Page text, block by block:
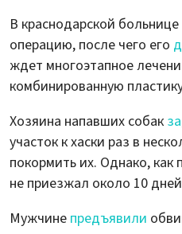
В краснодарской
операцию, после чего его
ждет многоэтапное
комбинированную
Хозяина напавших собак
участок к хаски раз в
покормить их. Однако,
не приезжал около 10
Мужчине предъявили